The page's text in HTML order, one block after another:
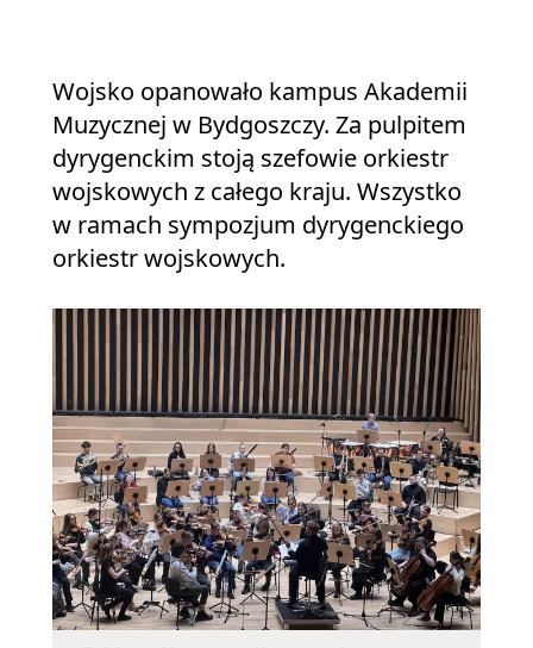
Wojsko opanowało kampus Akademii
Muzycznej w Bydgoszczy. Za pulpitem
dyrygenckim stoją szefowie orkiestr
wojskowych z całego kraju. Wszystko
w ramach sympozjum dyrygenckiego
orkiestr wojskowych.